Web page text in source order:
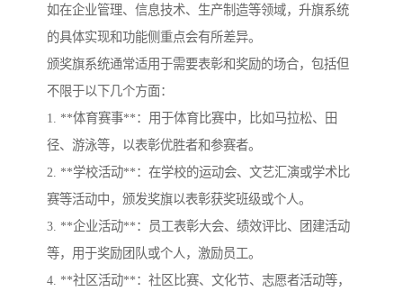
如在企业管理、信息技术、生产制造等领域，升旗系统
的具体实现和功能侧重点会有所差异。
颁奖旗系统通常适用于需要表彰和奖励的场合，包括但
不限于以下几个方面：
1. **体育赛事**：用于体育比赛中，比如马拉松、田
径、游泳等，以表彰优胜者和参赛者。
2. **学校活动**：在学校的运动会、文艺汇演或学术比
赛等活动中，颁发奖旗以表彰获奖班级或个人。
3. **企业活动**：员工表彰大会、绩效评比、团建活动
等，用于奖励团队或个人，激励员工。
4. **社区活动**：社区比赛、文化节、志愿者活动等，